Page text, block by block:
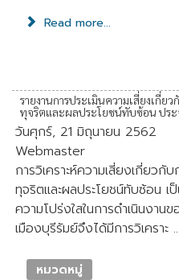
Read more...
รายงานการประเมินความเสี่ยงเกี่ย
ทุจริตและผลประโยชน์ทับซ้อน ปร
วันศุกร์, 21 มิถุนายน 2562
Webmaster
การวิเคราะห์ความเสี่ยงเกี่ยว
ทุจริตและผลประโยชน์ทับซ้อน เ
ความโปร่งใสในการดำเนินงาน
เมืองบุรีรัมย์จึงได้มีการวิเคราะ ...
หมวดหมู่